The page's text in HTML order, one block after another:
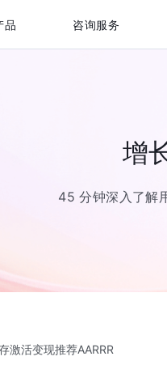
品 咨询服务
增
45 分钟深入了解
激活变现推荐AARRR